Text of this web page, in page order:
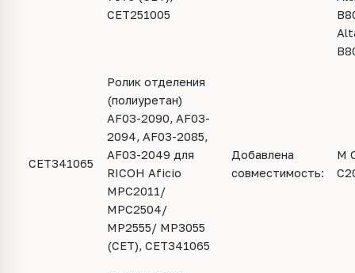
CET251005
CET341065
Ролик отделения
(полиуретан)
AF03-2090, AF03-
2094, AF03-2085,
AF03-2049 для
RICOH Aficio
MPC2011/
MPC2504/
MP2555/ MP3055
(CET), CET341065
Добавлена
совместимость:
M